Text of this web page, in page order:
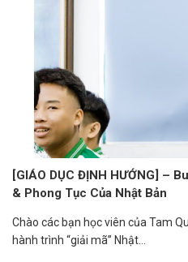
[GIÁO DỤC ĐỊNH HƯỚNG] –
& Phong Tục Của Nhật Bản
Chào các bạn học viên của Tam
hành trình “giải mã” Nhật...